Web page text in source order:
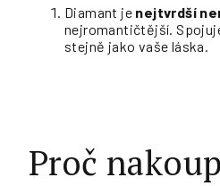
Diamant je nejtvrdší
nejromantičtější.
stejně jako vaše láska.
Proč